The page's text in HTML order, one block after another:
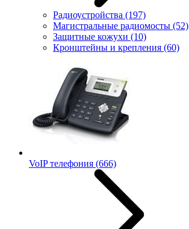
Радиоустройства (197)
Магистральные радиомосты (52)
Защитные кожухи (10)
Кронштейны и крепления (60)
VoIP телефония (666)